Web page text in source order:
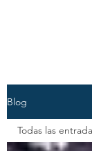
Blog
Todas las